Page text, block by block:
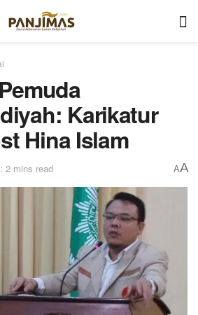
Karikatur
Hina Islam
2 mins read AA